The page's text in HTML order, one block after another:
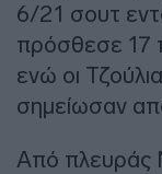
6/21 σουτ
πρόσθεσε 17
ενώ οι
σημείωσαν
Από πλευράς